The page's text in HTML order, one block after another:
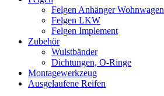
Felgen Anhänger Wohnwagen
Felgen LKW
Felgen Implement
Zubehör
Wulstbänder
Dichtungen, O-Ringe
Montagewerkzeug
Ausgelaufene Reifen